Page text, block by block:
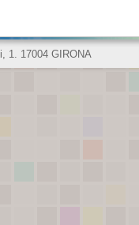
1. 17004 GIRONA